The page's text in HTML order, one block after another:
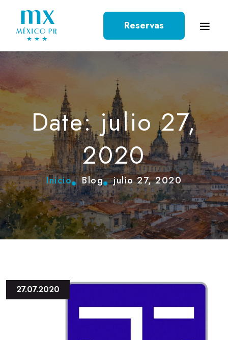
Reservas
Date: julio 27,
2020
Inicio Blog julio 27, 2020
27.07.2020